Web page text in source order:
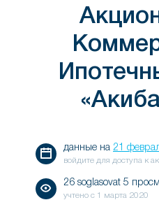
данные на 21
войдите для доступа к
26 soglasovat 5
учтено с 1 марта 2020